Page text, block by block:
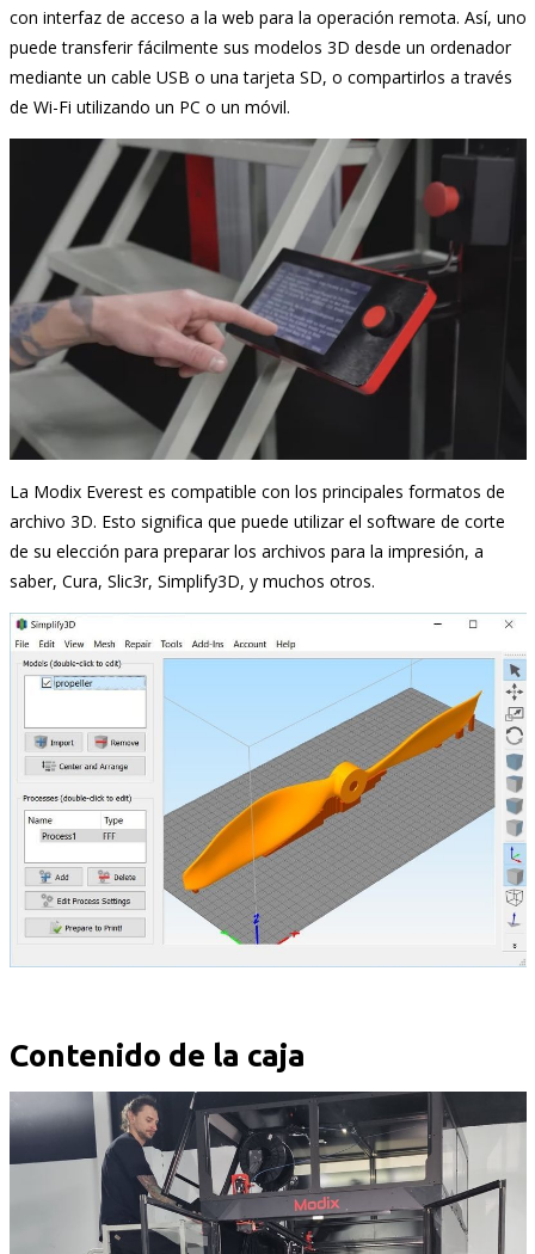
con interfaz de acceso a la web para la operación remota. Así, uno
puede transferir fácilmente sus modelos 3D desde un ordenador
mediante un cable USB o una tarjeta SD, o compartirlos a través
de Wi-Fi utilizando un PC o un móvil.
La Modix Everest es compatible con los principales formatos de
archivo 3D. Esto significa que puede utilizar el software de corte
de su elección para preparar los archivos para la impresión, a
saber, Cura, Slic3r, Simplify3D, y muchos otros.
Contenido de la caja